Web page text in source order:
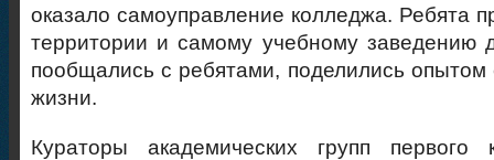
оказало самоуправление колледжа. Ребята
территории и самому учебному заведению
пообщались с ребятами, поделились опытом
жизни.
Кураторы академических групп первого